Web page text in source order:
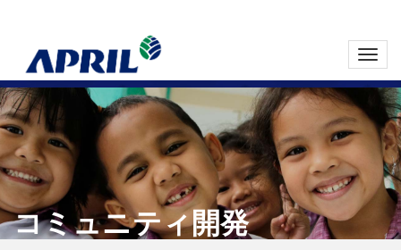
コミュニティ開発